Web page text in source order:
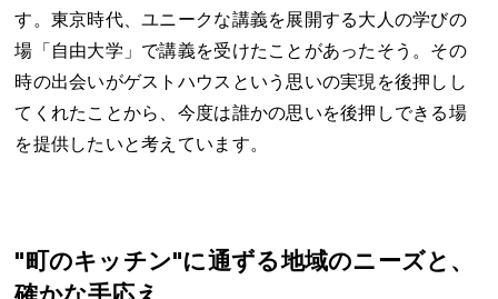
す。東京時代、ユニークな講義を展開する大人の学びの
場「自由大学」で講義を受けたことがあったそう。その
時の出会いがゲストハウスという思いの実現を後押しし
てくれたことから、今度は誰かの思いを後押しできる場
を提供したいと考えています。
"町のキッチン"に通ずる地域のニーズと、
確かな手応え